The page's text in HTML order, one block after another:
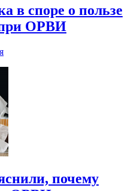
в споре о пользе
при ОРВИ
почему